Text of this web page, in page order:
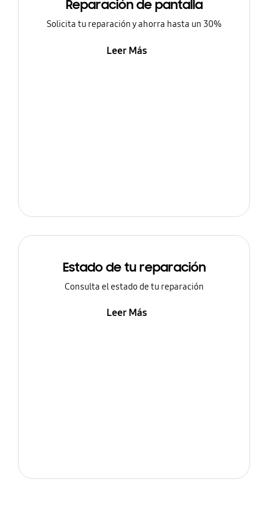
Reparación de pantalla
Solicita tu reparación y ahorra hasta un 30%
Leer Más
Estado de tu reparación
Consulta el estado de tu reparación
Leer Más